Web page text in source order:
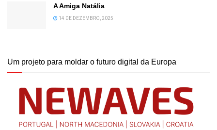
A Amiga Natália
14 DE DEZEMBRO, 2025
Um projeto para moldar o futuro digital da Europa